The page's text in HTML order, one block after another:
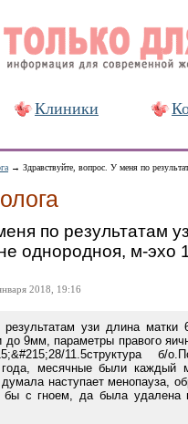
Клиники
→ Здравствуйте, вопрос. У меня по
по результатам
однородноя, м-эхо
2018, 19:16
узи длина
9мм, параметры правого
11.5структура
года, месячные были
наступает менопауза,
бы с гноем, да была удалена